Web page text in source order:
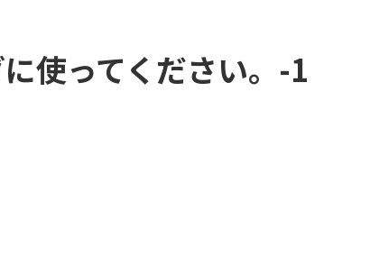
使ってください。-1